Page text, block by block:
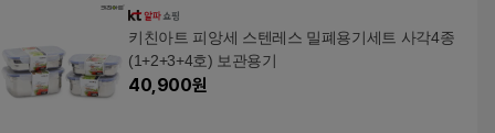
키친아트 피앙세 스텐레스 밀폐용기세트 사각4종
(1+2+3+4호) 보관용기
40,900원